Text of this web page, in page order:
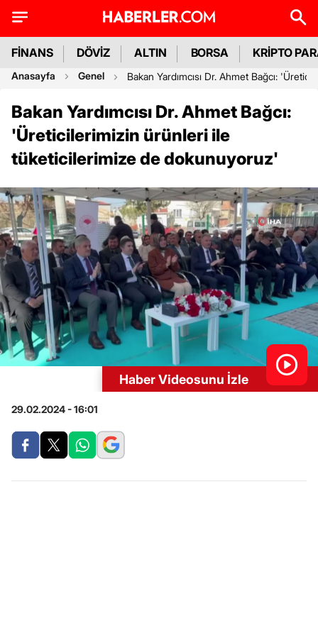
FİNANS DÖVİZ ALTIN BORSA KRİPTO
Anasayfa Genel Bakan Yardımcısı Dr. Ahmet Bağcı:
Bakan Yardımcısı Dr. Ahmet Bağcı:
'Üreticilerimizin ürünleri ile
tüketicilerimize de dokunuyoruz'
Haber Videosunu İzle
29.02.2024 - 16:01